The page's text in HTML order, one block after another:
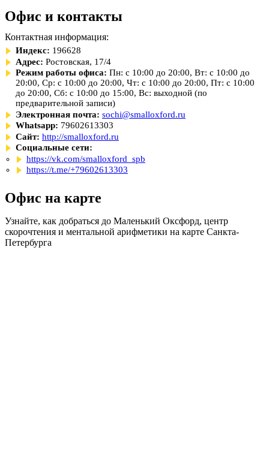
Офис и контакты
Контактная информация:
Индекс: 196628
Адрес: Ростовская, 17/4
Режим работы офиса: Пн: с 10:00 до 20:00, Вт: с 10:00 до
20:00, Ср: с 10:00 до 20:00, Чт: с 10:00 до 20:00, Пт: с 10:00
до 20:00, Сб: с 10:00 до 15:00, Вс: выходной (по
предварительной записи)
Электронная почта: sochi@smalloxford.ru
Whatsapp: 79602613303
Сайт: http://smalloxford.ru
Социальные сети:
https://vk.com/smalloxford_spb
https://t.me/+79602613303
Офис на карте
Узнайте, как добраться до Маленький Оксфорд, центр
скорочтения и ментальной арифметики на карте Санкта-
Петербурга